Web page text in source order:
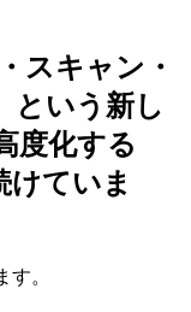
スキャン・
という新し
度化する
けていま
。